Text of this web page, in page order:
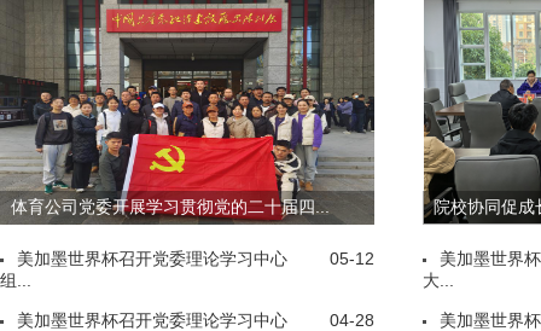
体育公司党委开展学习贯彻党的二十届四...
05-12
美加墨世界杯召开党委理论学习中心
组...
04-28
美加墨世界杯召开党委理论学习中心
院校协同促
美加墨世界
大...
美加墨世界